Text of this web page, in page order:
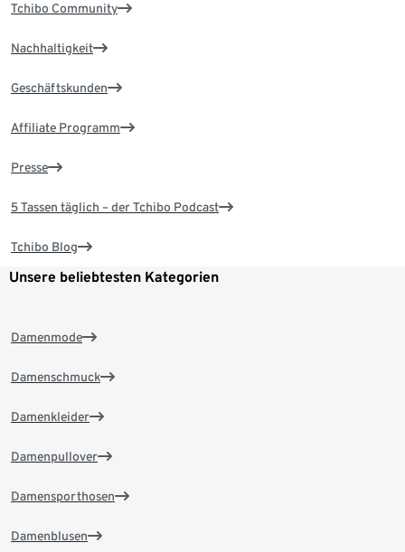
Tchibo Community
Nachhaltigkeit
Geschäftskunden
Affiliate Programm
Presse
5 Tassen täglich – der Tchibo Podcast
Tchibo Blog
Unsere beliebtesten Kategorien
Damenmode
Damenschmuck
Damenkleider
Damenpullover
Damensporthosen
Damenblusen